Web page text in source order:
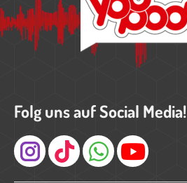
Folg uns auf Social Media!
Instagram